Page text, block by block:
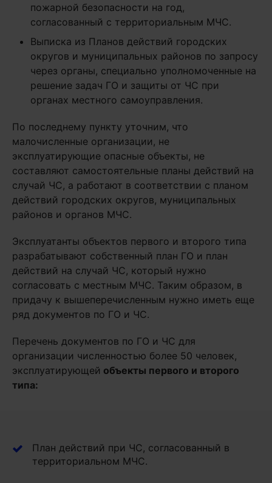
пожарной безопасности на год,
согласованный с территориальным МЧС.
Выписка из Планов действий городских
округов и муниципальных районов по запросу
через органы, специально уполномоченные на
решение задач ГО и защиты от ЧС при
органах местного самоуправления.
По последнему пункту уточним, что
малочисленные организации, не
эксплуатирующие опасные объекты, не
составляют самостоятельные планы действий на
случай ЧС, а работают в соответствии с планом
действий городских округов, муниципальных
районов и органов МЧС.
Эксплуатанты объектов первого и второго типа
разрабатывают собственный план ГО и план
действий на случай ЧС, который нужно
согласовать с местным МЧС. Таким образом, в
придачу к вышеперечисленным нужно иметь еще
ряд документов по ГО и ЧС.
Перечень документов по ГО и ЧС для
организации численностью более 50 человек,
эксплуатирующей объекты первого и второго
типа:
План действий при ЧС, согласованный в
территориальном МЧС.